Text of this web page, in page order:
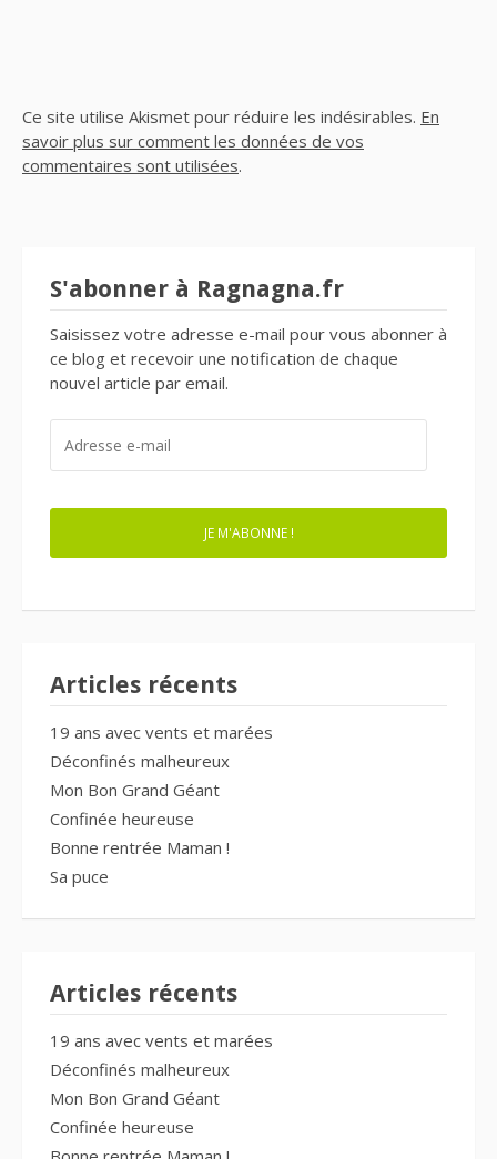
Ce site utilise Akismet pour réduire les indésirables. En
savoir plus sur comment les données de vos
commentaires sont utilisées.
S'abonner à Ragnagna.fr
Saisissez votre adresse e-mail pour vous abonner à
ce blog et recevoir une notification de chaque
nouvel article par email.
MAIL
JE M'ABONNE !
Articles récents
19 ans avec vents et marées
Déconfinés malheureux
Mon Bon Grand Géant
Confinée heureuse
Bonne rentrée Maman !
Sa puce
Articles récents
19 ans avec vents et marées
Déconfinés malheureux
Mon Bon Grand Géant
Confinée heureuse